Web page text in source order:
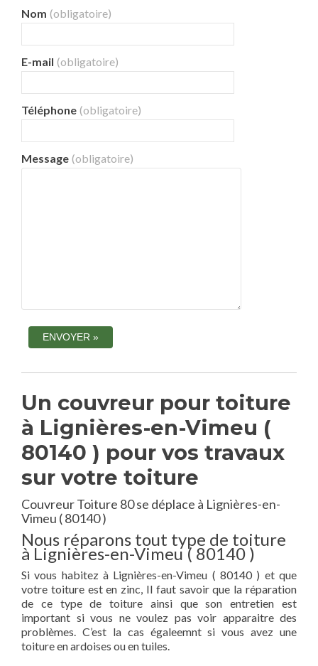
Nom (obligatoire)
E-mail (obligatoire)
Téléphone (obligatoire)
Message (obligatoire)
Un couvreur pour toiture
à Lignières-en-Vimeu (
80140 ) pour vos travaux
sur votre toiture
Couvreur Toiture 80 se déplace à Lignières-en-
Vimeu ( 80140 )
Nous réparons tout type de toiture
à Lignières-en-Vimeu ( 80140 )
Si vous habitez à Lignières-en-Vimeu ( 80140 ) et que
votre toiture est en zinc, Il faut savoir que la réparation
de ce type de toiture ainsi que son entretien est
important si vous ne voulez pas voir apparaitre des
problèmes. C’est la cas égaleemnt si vous avez une
toiture en ardoises ou en tuiles.